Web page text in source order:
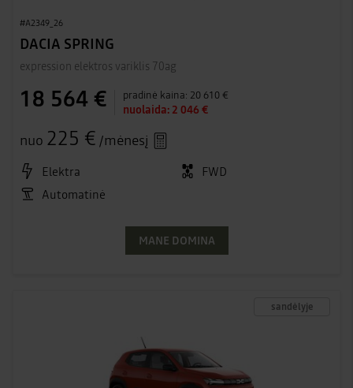
#A2349_26
DACIA SPRING
expression elektros variklis 70ag
18 564 € pradinė kaina: 20 610 €
nuolaida: 2 046 €
nuo 225 € /mėnesį
Elektra
FWD
Automatinė
MANE DOMINA
sandėlyje